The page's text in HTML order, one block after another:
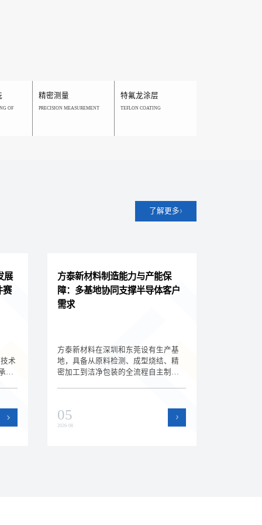
OF
精密测量
PRECISION MEASUREMENT
特氟龙涂层
TEFLON COATING
了解更多
展
赛
术
载
方泰新材料制造能力与产能保
障：多基地协同支撑半导体客户
需求
方泰新材料在深圳和东莞设有生产基
地，具备从原料检测、成型烧结、精
密加工到洁净包装的全流程自主制造
05
2026-08